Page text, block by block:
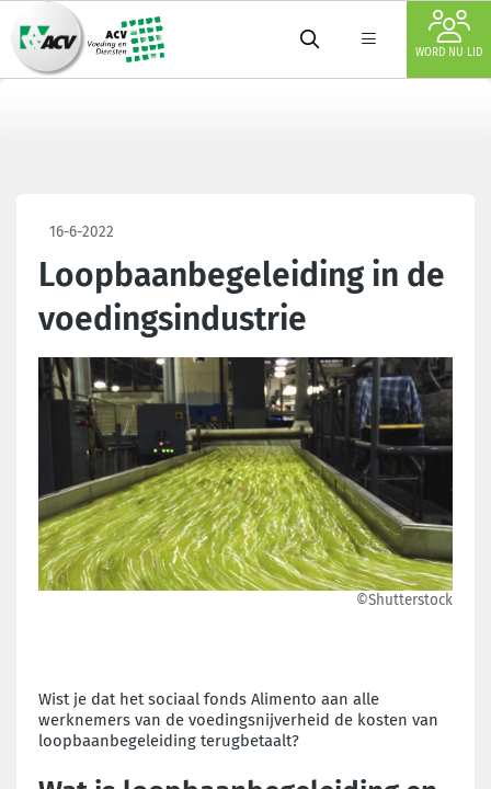
WORD NU LID
16-6-2022
Loopbaanbegeleiding in de
voedingsindustrie
©Shutterstock
Wist je dat het sociaal fonds Alimento aan alle
werknemers van de voedingsnijverheid de kosten van
loopbaanbegeleiding terugbetaalt?